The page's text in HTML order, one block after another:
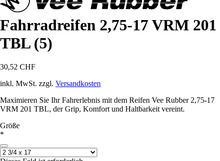
Fahrradreifen 2,75-17 VRM 201
TBL (5)
30,52 CHF
inkl. MwSt. zzgl. Versandkosten
Maximieren Sie Ihr Fahrerlebnis mit dem Reifen Vee Rubber 2,75-17
VRM 201 TBL, der Grip, Komfort und Haltbarkeit vereint.
Größe
*